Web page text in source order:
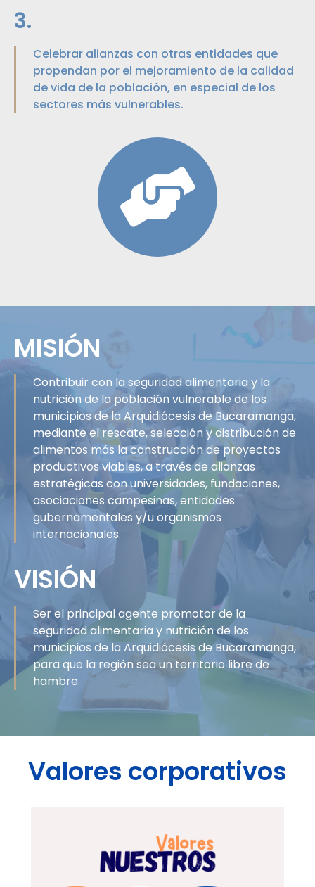
3.
Celebrar alianzas con otras entidades que
propendan por el mejoramiento de la calidad
de vida de la población, en especial de los
sectores más vulnerables.
MISIÓN
Contribuir con la seguridad alimentaria y la
nutrición de la población vulnerable de los
municipios de la Arquidiócesis de Bucaramanga,
mediante el rescate, selección y distribución de
alimentos más la construcción de proyectos
productivos viables, a través de alianzas
estratégicas con universidades, fundaciones,
asociaciones campesinas, entidades
gubernamentales y/u organismos
internacionales.
VISIÓN
Ser el principal agente promotor de la
seguridad alimentaria y nutrición de los
municipios de la Arquidiócesis de Bucaramanga,
para que la región sea un territorio libre de
hambre.
Valores corporativos